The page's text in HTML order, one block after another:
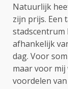
Natuurlijk
zijn prijs. Een
stadscentrum
afhankelijk
dag. Voor
maar voor mij
voordelen